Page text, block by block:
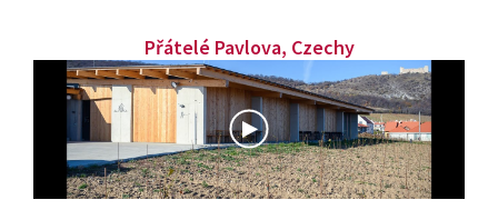
Přátelé Pavlova, Czechy